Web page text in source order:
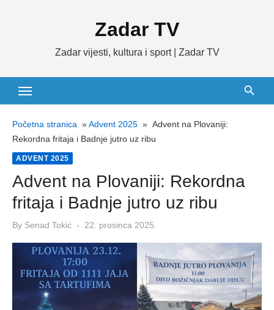
Zadar TV
Zadar vijesti, kultura i sport | Zadar TV
Početna stranica »Advent 2025 » Advent na Plovaniji:
Rekordna fritaja i Badnje jutro uz ribu
ADVENT 2025
Advent na Plovaniji: Rekordna
fritaja i Badnje jutro uz ribu
By Senad Tokić
Posted
22. prosinca 2025.